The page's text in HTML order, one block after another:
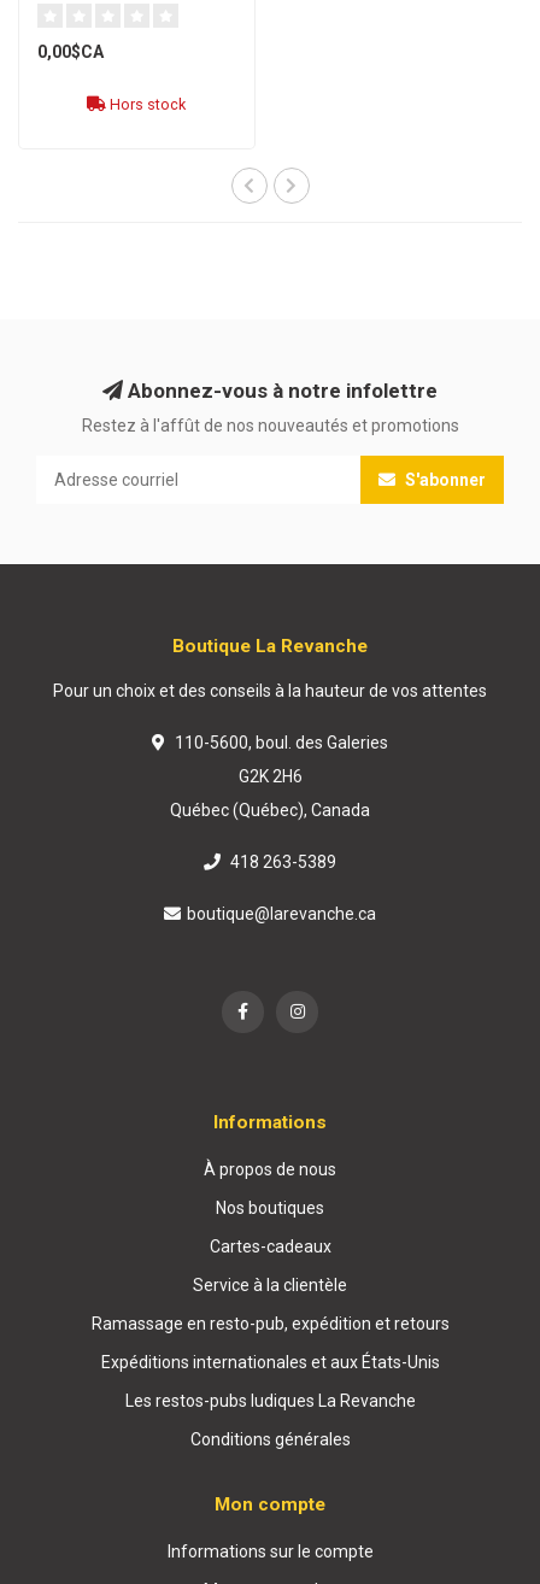
0,00$CA
Hors stock
Abonnez-vous à notre infolettre
Restez à l'affût de nos nouveautés et promotions
S'abonner
Boutique La Revanche
Pour un choix et des conseils à la hauteur de vos attentes
110-5600, boul. des Galeries
G2K 2H6
Québec (Québec), Canada
418 263-5389
boutique@larevanche.ca
Informations
À propos de nous
Nos boutiques
Cartes-cadeaux
Service à la clientèle
Ramassage en resto-pub, expédition et retours
Expéditions internationales et aux États-Unis
Les restos-pubs ludiques La Revanche
Conditions générales
Mon compte
Informations sur le compte